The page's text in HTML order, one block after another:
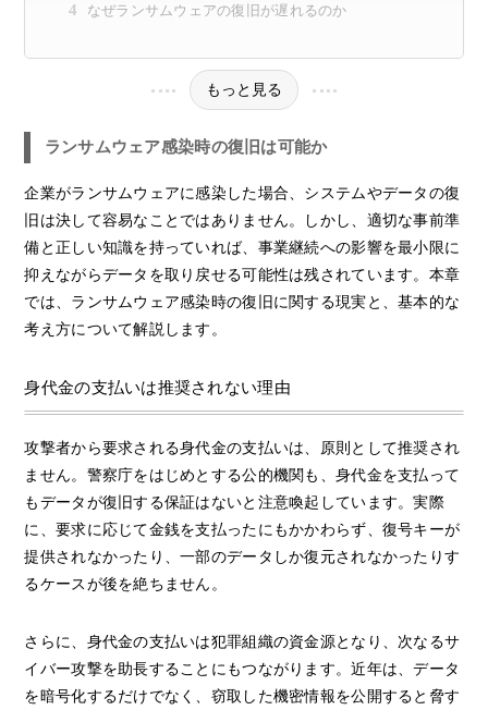
なぜランサムウェアの復旧が遅れるのか
もっと見る
ランサムウェア感染時の復旧は可能か
企業がランサムウェアに感染した場合、システムやデータの復
旧は決して容易なことではありません。しかし、適切な事前準
備と正しい知識を持っていれば、事業継続への影響を最小限に
抑えながらデータを取り戻せる可能性は残されています。本章
では、ランサムウェア感染時の復旧に関する現実と、基本的な
考え方について解説します。
身代金の支払いは推奨されない理由
攻撃者から要求される身代金の支払いは、原則として推奨され
ません。警察庁をはじめとする公的機関も、身代金を支払って
もデータが復旧する保証はないと注意喚起しています。実際
に、要求に応じて金銭を支払ったにもかかわらず、復号キーが
提供されなかったり、一部のデータしか復元されなかったりす
るケースが後を絶ちません。
さらに、身代金の支払いは犯罪組織の資金源となり、次なるサ
イバー攻撃を助長することにもつながります。近年は、データ
を暗号化するだけでなく、窃取した機密情報を公開すると脅す